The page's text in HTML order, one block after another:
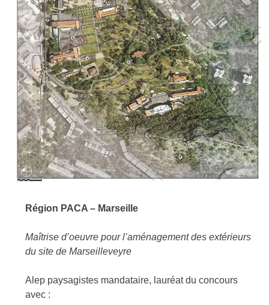
Région PACA – Marseille
Maîtrise d’oeuvre pour l’aménagement des extérieurs
du site de Marseilleveyre
Alep paysagistes mandataire, lauréat du concours
avec :